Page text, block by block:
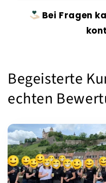
Bei Fragen
Begeisterte
echten